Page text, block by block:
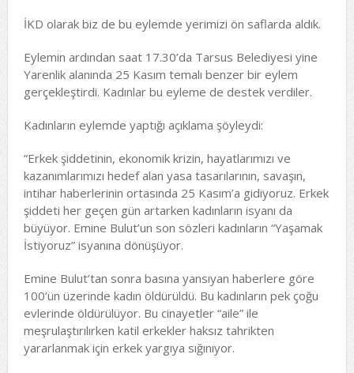
İKD olarak biz de bu eylemde yerimizi ön saflarda aldık.
Eylemin ardından saat 17.30’da Tarsus Belediyesi yine
Yarenlik alanında 25 Kasım temalı benzer bir eylem
gerçekleştirdi. Kadınlar bu eyleme de destek verdiler.
Kadınların eylemde yaptığı açıklama şöyleydi:
“Erkek şiddetinin, ekonomik krizin, hayatlarımızı ve
kazanımlarımızı hedef alan yasa tasarılarının, savaşın,
intihar haberlerinin ortasında 25 Kasım’a gidiyoruz. Erkek
şiddeti her geçen gün artarken kadınların isyanı da
büyüyor. Emine Bulut’un son sözleri kadınların “Yaşamak
İstiyoruz” isyanına dönüşüyor.
Emine Bulut’tan sonra basına yansıyan haberlere göre
100’ün üzerinde kadın öldürüldü. Bu kadınların pek çoğu
evlerinde öldürülüyor. Bu cinayetler “aile” ile
meşrulaştırılırken katil erkekler haksız tahrikten
yararlanmak için erkek yargıya sığınıyor.